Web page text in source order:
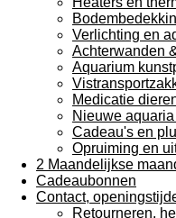
Verlichting en
Achterwanden
Aquarium
Medicatie
Nieuwe
Cadeau's en
Opruiming en
2 Maandelijkse
Cadeaubonnen
Contact,
Retourneren,